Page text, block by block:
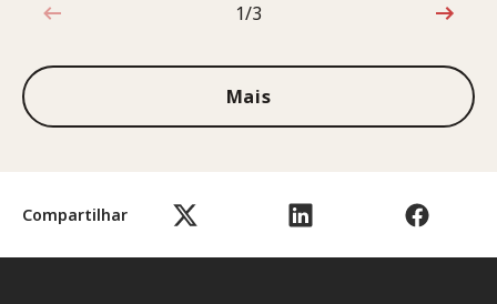
Compartilhar
1 de 3
1/3
Mais